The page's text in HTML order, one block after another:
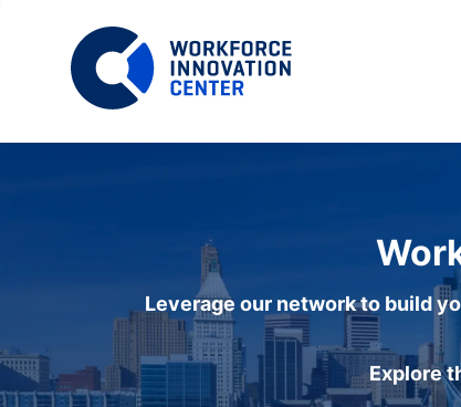
Leverage our network to build
Explore